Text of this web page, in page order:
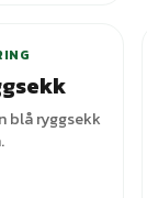
blå ryggsekk